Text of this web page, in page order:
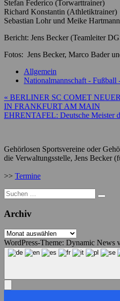
Stefan Federico (Torwarttrainer)
Richard Konstantin (Athletiktrainer)
Sebastian Lohr und Meike
Bericht: Jens Becker (Teamleiter
Fotos: Jens Becker, Marco Bader
Allgemein
Nationalmannschaft - Fußball
Beitragsnavigation
« BERLINER SC COMET
IN FRANKFURT AM MAIN
EHRENTAFEL: Deutsche Meister
Gehörlosen Sportsvereine oder
die Verwaltungsstelle, Jens Becker
>> Termine
Suche
nach:
Archiv
Archiv
WordPress-Theme: Dynamic News